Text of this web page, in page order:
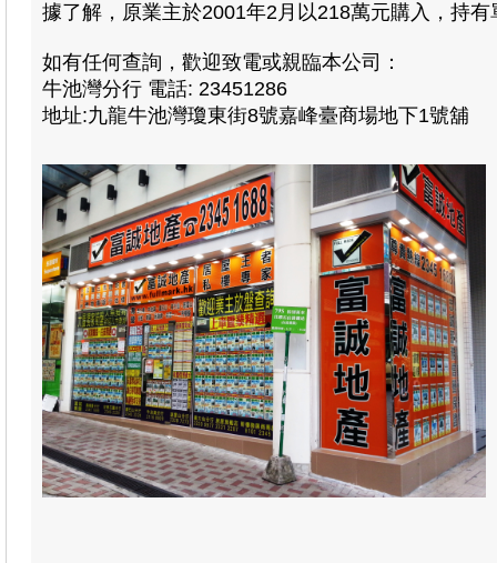
據了解，原業主於2001年2月以218萬元購入，持
如有任何查詢，歡迎致電或親臨本公司：
牛池灣分行 電話: 23451286
地址:九龍牛池灣瓊東街8號嘉峰臺商場地下1號舖